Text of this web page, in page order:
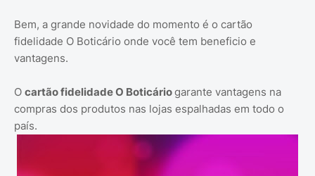
Bem, a grande novidade do momento é o cartão
fidelidade O Boticário onde você tem beneficio e
vantagens.
O cartão fidelidade O Boticáriogarante vantagens na
compras dos produtos nas lojas espalhadas em todo o
país.